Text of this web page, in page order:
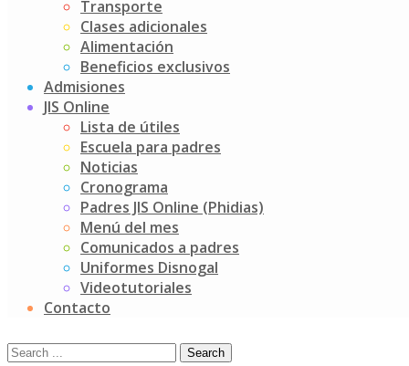
Transporte
Clases adicionales
Alimentación
Beneficios exclusivos
Admisiones
JIS Online
Lista de útiles
Escuela para padres
Noticias
Cronograma
Padres JIS Online (Phidias)
Menú del mes
Comunicados a padres
Uniformes Disnogal
Videotutoriales
Contacto
Jimmy, aprendieron valores como el respeto, la empatía y
la gratitud, destacados en una jornada donde
compartieron experiencias y buenas acciones, como el
cuidado y la organización de los espacios del jardín, su
salón, sus objetos personales, el bicicletero, entre otros.
Igualmente, se comprometieron a rescatar valores y
palabras mágicas como “por favor”, “gracias”, “buenos
días”, “permiso” y “lo siento”, transmitiendo estos
aprendizajes a sus familias y amigos, y convirtiéndose así
en verdaderos ciudadanos para el mundo.
navigation
Granja Limbalú
Afrocolombianidad
Buscar
Search